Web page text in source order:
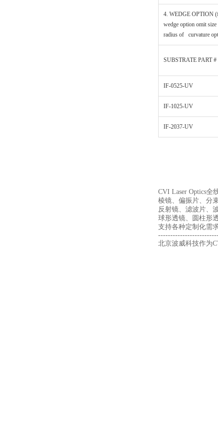
4. WEDGE OPTION
wedge option omit size
radius of curvature
SUBSTRATE PART #
IF-0525-UV
IF-1025-UV
IF-2037-UV
CVI Laser Optics全
棱镜、偏振片、分
反射镜、滤波片、
球形透镜、圆柱形
支持各种定制化需
北京波威科技作为